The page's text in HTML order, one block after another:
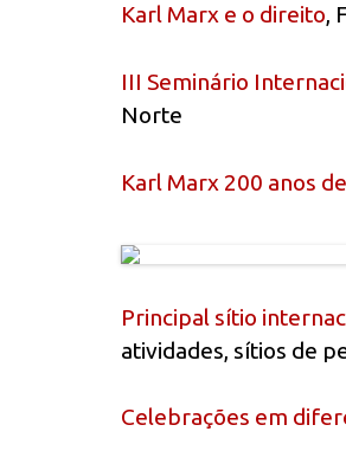
Karl Marx e o direito,
III Seminário
Norte
Karl Marx 200 anos
Principal sítio
atividades, sítios de
Celebrações em